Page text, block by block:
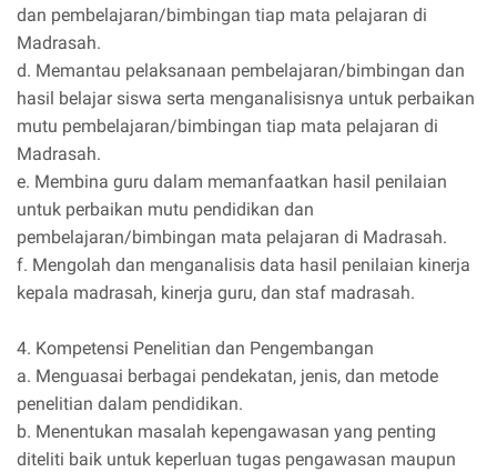
dan pembelajaran/bimbingan tiap mata pelajaran di
Madrasah.
d. Memantau pelaksanaan pembelajaran/bimbingan dan
hasil belajar siswa serta menganalisisnya untuk perbaikan
mutu pembelajaran/bimbingan tiap mata pelajaran di
Madrasah.
e. Membina guru dalam memanfaatkan hasil penilaian
untuk perbaikan mutu pendidikan dan
pembelajaran/bimbingan mata pelajaran di Madrasah.
f. Mengolah dan menganalisis data hasil penilaian kinerja
kepala madrasah, kinerja guru, dan staf madrasah.
4. Kompetensi Penelitian dan Pengembangan
a. Menguasai berbagai pendekatan, jenis, dan metode
penelitian dalam pendidikan.
b. Menentukan masalah kepengawasan yang penting
diteliti baik untuk keperluan tugas pengawasan maupun